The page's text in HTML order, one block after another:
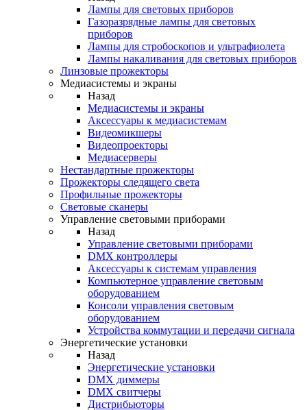
Лампы для световых приборов
Газоразрядные лампы для световых
приборов
Лампы для стробоскопов и ультрафиолета
Лампы накаливания для световых приборов
Линзовые прожекторы
Медиасистемы и экраны
Назад
Медиасистемы и экраны
Аксессуары к медиасистемам
Видеомикшеры
Видеопроекторы
Медиасерверы
Нестандартные прожекторы
Прожекторы следящего света
Профильные прожекторы
Световые сканеры
Управление световыми приборами
Назад
Управление световыми приборами
DMX контроллеры
Аксессуары к системам управления
Компьютерное управление световым
оборудованием
Консоли управления световым
оборудованием
Устройства коммутации и передачи сигнала
Энергетические установки
Назад
Энергетические установки
DMX диммеры
DMX свитчеры
Дистрибьюторы